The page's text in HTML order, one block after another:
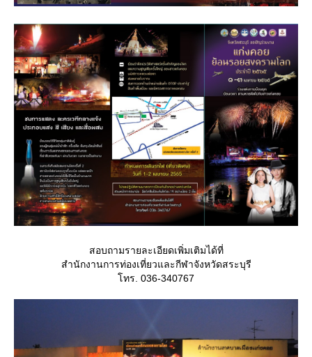
สอบถามรายละเอียดเพิ่มเติมได้ที่
สำนักงานการท่องเที่ยวและกีฬาจังหวัดสระบุรี
ทร. 036-340767